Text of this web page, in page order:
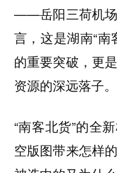
——岳阳三荷机场
言，这是湖南“南
的重要突破，更
资源的深远落子。
“南客北货”的全
空版图带来怎样